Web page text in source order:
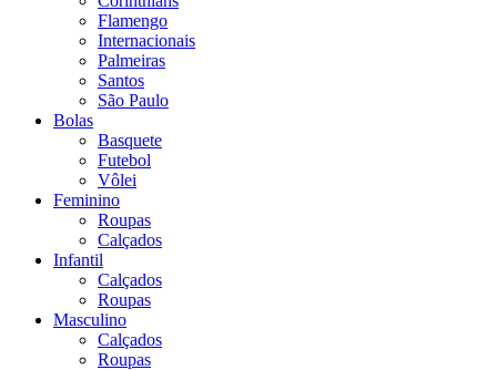
Flamengo
Internacionais
Palmeiras
Santos
São Paulo
Bolas
Basquete
Futebol
Vôlei
Feminino
Roupas
Calçados
Infantil
Calçados
Roupas
Masculino
Calçados
Roupas